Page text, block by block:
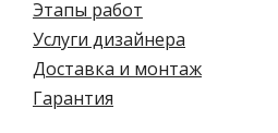
Этапы работ
Услуги дизайнера
Доставка и монтаж
Гарантия